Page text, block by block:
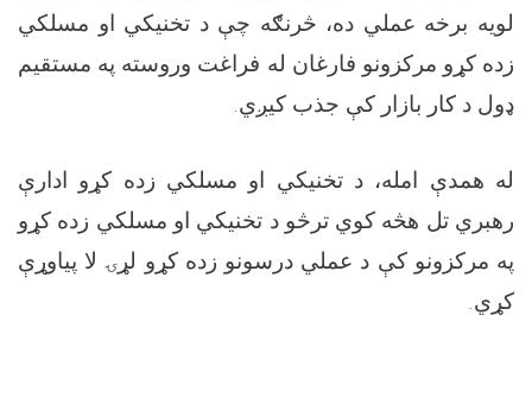
لویه برخه عملي ده، څرنګه چې د تخنیکي او مسلکي
زده کړو مرکزونو فارغان له فراغت وروسته په مستقیم
ډول د کار بازار کې جذب کیږي.
له همدې امله، د تخنیکي او مسلکي زده کړو ادارې
رهبري تل هڅه کوي ترڅو د تخنیکي او مسلکي زده کړو
په مرکزونو کې د عملي درسونو زده کړو لړۍ لا پیاوړې
کړي.